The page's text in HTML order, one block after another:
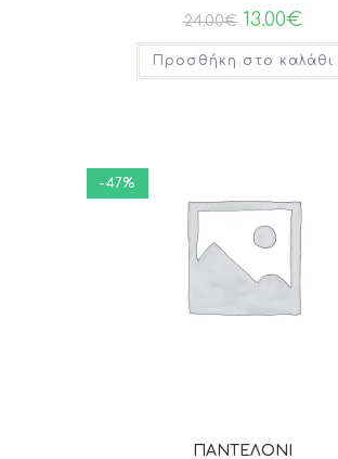
24.00€ 13.00€
Προσθήκη στο καλάθι
-47%
ΠΑΝΤΕΛΟΝΙ